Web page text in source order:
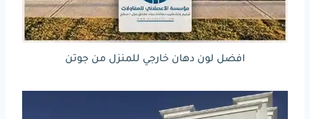
افضل لون دهان خارجي للمنزل من جوتن